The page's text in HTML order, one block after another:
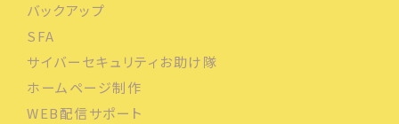
バックアップ
SFA
サイバーセキュリティお助け隊
ホームページ制作
WEB配信サポート